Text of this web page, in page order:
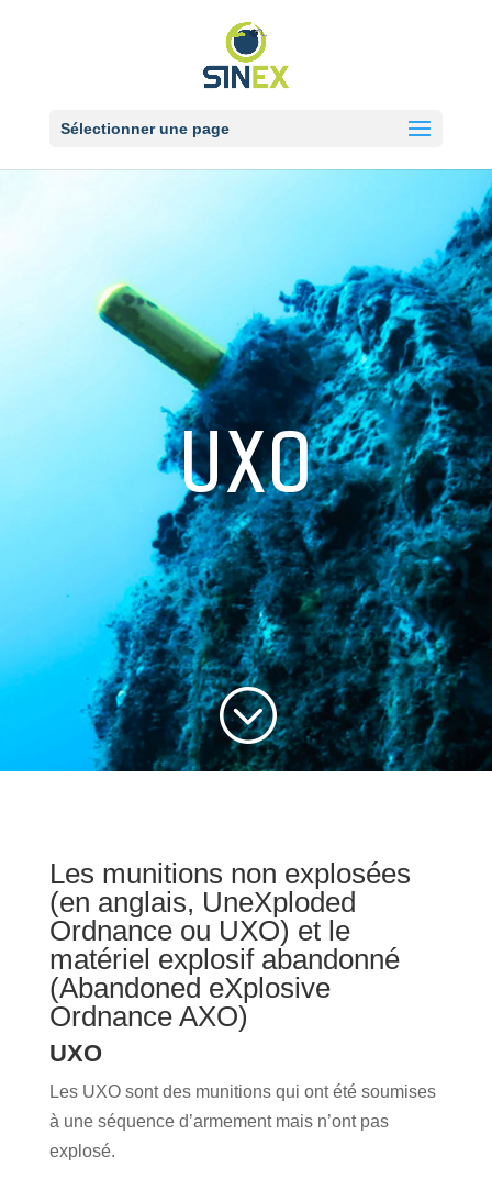
Sélectionner une page
UXO
;
Les munitions non explosées
(en anglais, UneXploded
Ordnance ou UXO) et le
matériel explosif abandonné
(Abandoned eXplosive
Ordnance AXO)
UXO
Les UXO sont des munitions qui ont été soumises
à une séquence d’armement mais n’ont pas
explosé.